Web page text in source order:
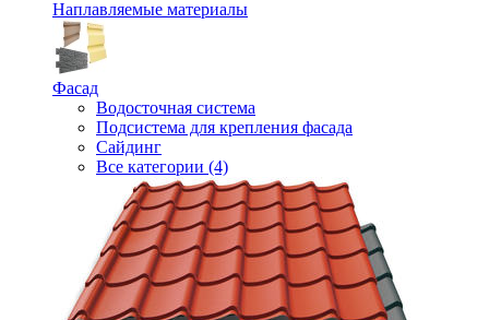
Наплавляемые материалы
Фасад
Водосточная система
Подсистема для крепления фасада
Сайдинг
Все категории (4)